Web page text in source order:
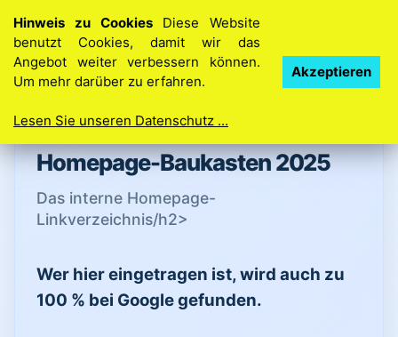
Ihre Idee. Ihre Homepage. So einfach geht’s
Homepage-Baukasten 2025
Das interne Homepage-
Linkverzeichnis⁣/h2>
Wer hier eingetragen ist, wird auch zu
100 % bei Google gefunden.
Hinweis zu CookiesDiese Website
benutzt Cookies, damit wir das
Angebot weiter verbessern können.
Um mehr darüber zu erfahren.
Lesen Sie unseren Datenschutz ...
Akzeptieren